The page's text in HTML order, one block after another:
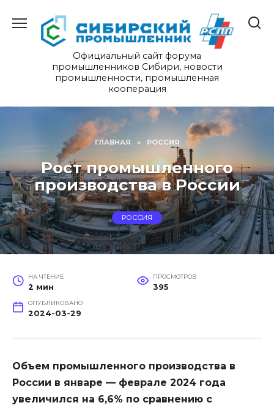
содержанию
Официальный сайт форума
промышленников Сибири, новости
промышленности, промышленная
кооперация
ГЛАВНАЯ » РОССИЯ
Рост промышленного
производства в России
РОССИЯ
НА ЧТЕНИЕ
2 мин
ПРОСМОТРОВ
395
ОПУБЛИКОВАНО
2024-03-29
Объем промышленного производства в
России в январе — феврале 2024 года
увеличился на 6,6% по сравнению с